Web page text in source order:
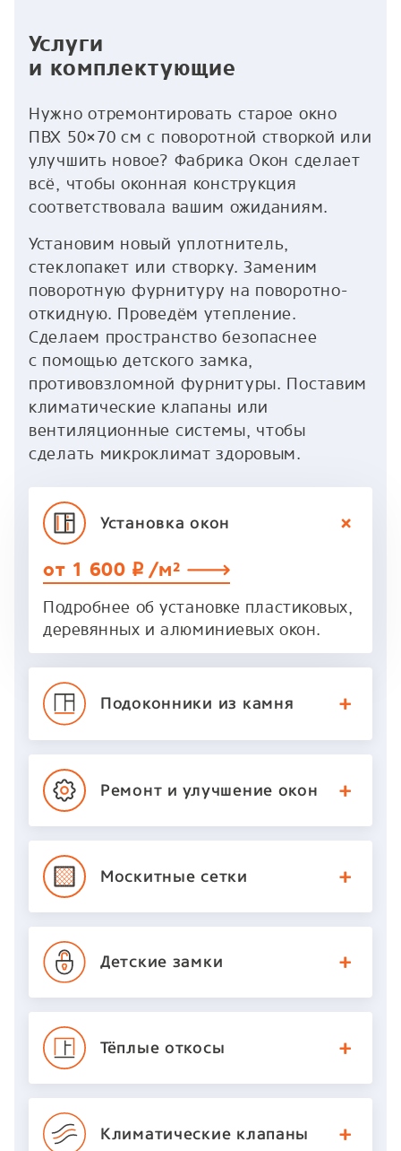
Услуги
и комплектующие
Нужно отремонтировать старое окно
ПВХ 50×70 см с поворотной створкой или
улучшить новое? Фабрика Окон сделает
всё, чтобы оконная конструкция
соответствовала вашим ожиданиям.
Установим новый уплотнитель,
стеклопакет или створку. Заменим
поворотную фурнитуру на поворотно-
откидную. Проведём утепление.
Сделаем пространство безопаснее
с помощью детского замка,
противовзломной фурнитуры. Поставим
климатические клапаны или
вентиляционные системы, чтобы
сделать микроклимат здоровым.
Установкаокон
от 1 600 p /м²
Подробнее об установке пластиковых,
деревянных и алюминиевых окон.
Подоконники из камня
Ремонт и улучшение окон
Москитныесетки
Детские замки
Тёплые откосы
Климатические клапаны